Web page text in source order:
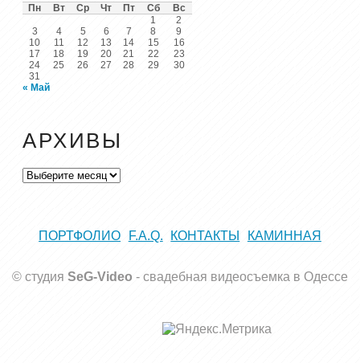
Пн Вт Ср Чт Пт Сб
Вс
1
2
3
4 5 6 7 8
9
10
11 12 13 14 15
16
17
18 19 20 21 22
23
24
25 26 27 28 29
30
31
« Май
АРХИВЫ
Архивы
ПОРТФОЛИО F.A.Q. КОНТАКТЫ КАМИННАЯ
© студия SeG-Video - свадебная видеосъемка в Одессе